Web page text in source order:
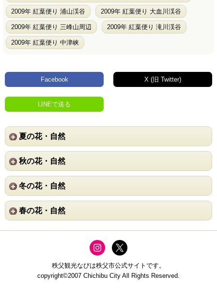
2009年 紅葉便り 浦山渓谷 2009年 紅葉便り 大血川渓谷
2009年 紅葉便り 三峰山周辺 2009年 紅葉便り 滝川渓谷
2009年 紅葉便り 中津峡
Facebook X (旧 Twitter)
LINEで送る
夏の花・自然
秋の花・自然
冬の花・自然
春の花・自然
秩父観光なびは秩父市公式サイトです。
copyright©2007 Chichibu City All Rights Reserved.